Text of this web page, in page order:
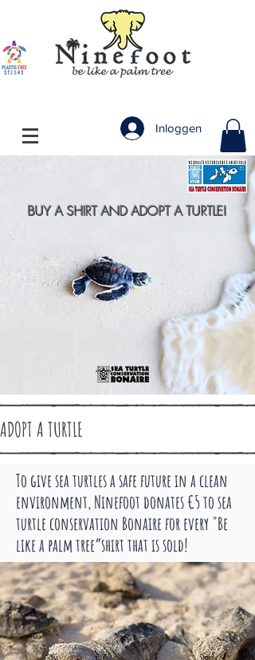
Inloggen
BUY A SHIRT AND ADOPT A TURTLE!
ADOPT A TURTLE
To give sea turtles a safe future in a clean
environment, Ninefoot donates €5 to sea
turtle conservation Bonaire for every "Be
like a palm tree”shirt that is sold!